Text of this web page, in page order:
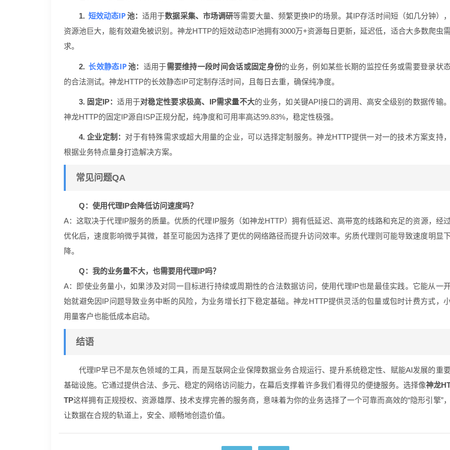
1. 短效动态IP池：适用于数据采集、市场调研等需要大量、频繁更换IP的场景。其IP存活时间短（如几分钟），
资源池巨大，能有效避免被识别。神龙HTTP的短效动态IP池拥有3000万+资源每日更新，延迟低，适合大多数爬虫需
求。
2. 长效静态IP 池： 适用于需要维持一段时间会话或固定身份的业务，例如某些长期的监控任务或需要登录状
的合法测试。神龙HTTP的长效静态IP可定制存活时间，且每日去重，确保纯净度。
3. 固定IP：适用于对稳定性要求极高、IP需求量不大的业务，如关键API接口的调用、高安全级别的数据传输。
神龙HTTP的固定IP源自ISP正规分配，纯净度和可用率高达99.83%，稳定性极强。
4. 企业定制： 对于有特殊需求或超大用量的企业，可以选择定制服务。神龙HTTP提供一对一的技术方案支持，
根据业务特点量身打造解决方案。
常见问题QA
Q：使用代理IP会降低访问速度吗？
A：这取决于代理IP服务的质量。优质的代理IP服务（如神龙HTTP）拥有低延迟、高带宽的线路和充足的资源，经过
优化后，速度影响微乎其微，甚至可能因为选择了更优的网络路径而提升访问效率。劣质代理则可能导致速度明显
降。
Q：我的业务量不大，也需要用代理IP吗？
A：即使业务量小，如果涉及对同一目标进行持续或周期性的合法数据访问，使用代理IP也是最佳实践。它能从一
始就避免因IP问题导致业务中断的风险，为业务增长打下稳定基础。神龙HTTP提供灵活的包量或包时计费方式，
用量客户也能低成本启动。
结语
代理IP早已不是灰色领域的工具，而是互联网企业保障数据业务合规运行、提升系统稳定性、赋能AI发展的重
基础设施。它通过提供合法、多元、稳定的网络访问能力，在幕后支撑着许多我们看得见的便捷服务。选择像神龙
TP这样拥有正规授权、资源雄厚、技术支撑完善的服务商，意味着为你的业务选择了一个可靠而高效的“隐形引擎”，
让数据在合规的轨道上，安全、顺畅地创造价值。